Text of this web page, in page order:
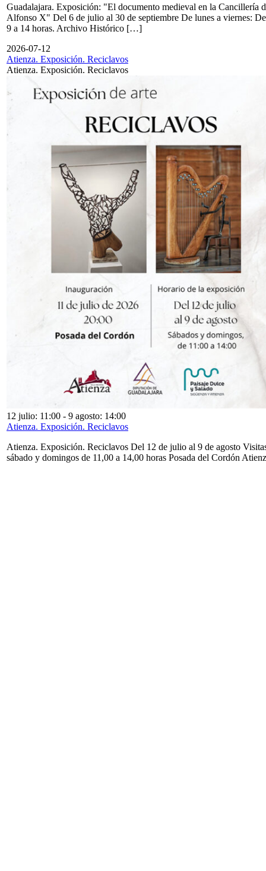
Guadalajara. Exposición: "El documento medieval en la Cancillería
Alfonso X" Del 6 de julio al 30 de septiembre De lunes a viernes: De
9 a 14 horas. Archivo Histórico […]
2026-07-12
Atienza. Exposición. Reciclavos
Atienza. Exposición. Reciclavos
12 julio: 11:00 - 9 agosto: 14:00
Atienza. Exposición. Reciclavos
Atienza. Exposición. Reciclavos Del 12 de julio al 9 de agosto
sábado y domingos de 11,00 a 14,00 horas Posada del Cordón